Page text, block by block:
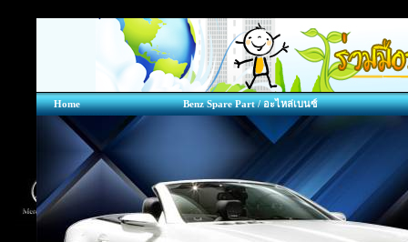
Home Benz Spare Part / อะไหล่เบนซ์